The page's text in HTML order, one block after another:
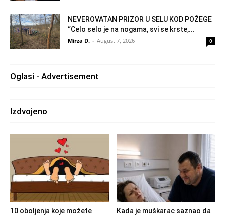
NEVEROVATAN PRIZOR U SELU KOD POŽEGE
“Celo selo je na nogama, svi se krste,...
Mirza D. - August 7, 2026 0
Oglasi - Advertisement
Izdvojeno
10 oboljenja koje možete
Kada je muškarac saznao da